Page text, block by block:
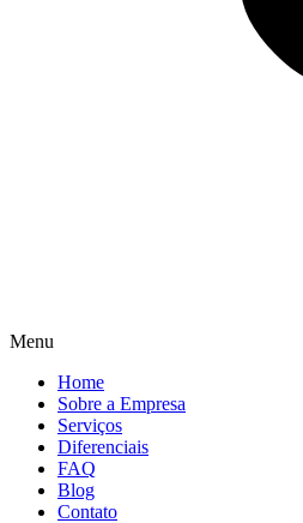
Menu
Home
Sobre a Empresa
Serviços
Diferenciais
FAQ
Blog
Contato